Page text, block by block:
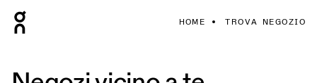
HOME TROVA NEGOZIO